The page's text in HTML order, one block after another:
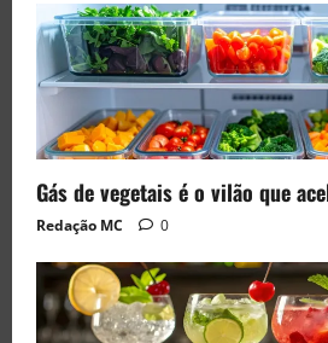
Gás de vegetais é o vilão que
Redação MC 0